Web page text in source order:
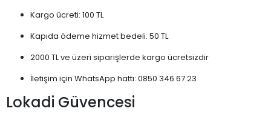
Kargo ücreti: 100 TL
Kapıda ödeme hizmet bedeli: 50 TL
2000 TL ve üzeri siparişlerde kargo ücretsizdir
İletişim için WhatsApp hattı: 0850 346 67 23
Lokadi Güvencesi